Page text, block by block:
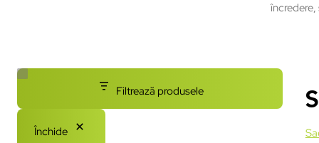
Filtrează produsele
Închide